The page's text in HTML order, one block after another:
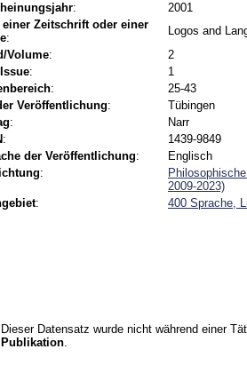
:
2001
Zeitschrift oder einer
:
Logos and
Volume:
2
:
1
:
25-43
Veröffentlichung:
Tübingen
:
Narr
:
1439-9849
der Veröffentlichung:
Englisch
:
2009-2023)
: 400 Sprache,
Dieser Datensatz wurde nicht während einer
Publikation